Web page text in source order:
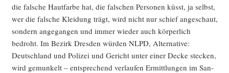
die fal­sche Haut­far­be hat, die fal­schen Per­so­nen küsst, ja selbst,
wer die fal­sche Klei­dung trägt, wird nicht nur schief ange­schaut,
son­dern ange­gan­gen und immer wie­der auch kör­per­lich
bedroht. Im Bezirk Dres­den wür­den NLPD, Alter­na­ti­ve:
Deutsch­land und Poli­zei und Gericht unter einer Decke ste­cken,
wird gemun­kelt – ent­spre­chend ver­lau­fen Ermitt­lun­gen im San­